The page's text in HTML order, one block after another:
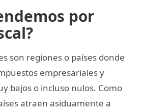
por
son regiones o países donde
empresariales y
bajos o incluso nulos. Como
atraen asiduamente a